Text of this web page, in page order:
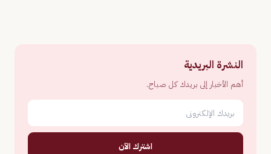
النشرة البريدية
أهم الأخبار إلى بريدك كل صباح.
اشترك الآن